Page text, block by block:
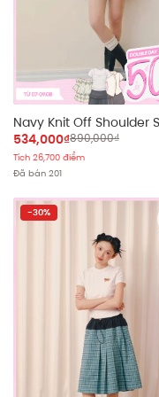
Navy Knit Off Shoulder
534,000₫890,000₫
Tích 26,700 điểm
Đã bán 201
-30%